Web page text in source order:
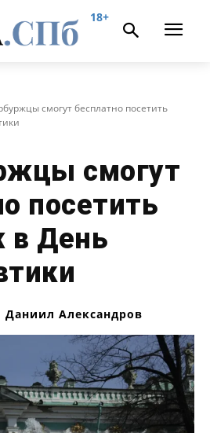
18+
смогут бесплатно посетить
смогут
посетить
в День
Даниил Александров